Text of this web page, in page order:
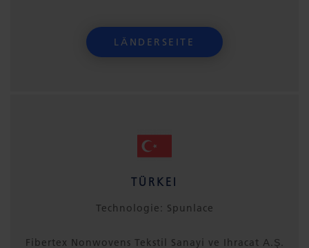
LÄNDERSEITE
TÜRKEI
Technologie: Spunlace
Fibertex Nonwovens Tekstil Sanayi ve Ihracat A.Ş.